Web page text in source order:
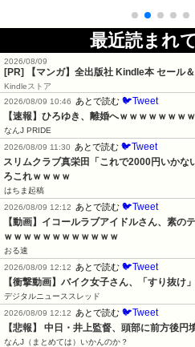
最近読まれ
2026/08/09
[PR] 【マンガ】全出版社 Kindle本 セール
Kindleストア
2026/08/09 10:46
あとで読む 🐦Tweet
【速報】ひろゆき、離婚へｗｗｗｗｗｗｗｗ
なんJ PRIDE
2026/08/09 11:30
あとで読む 🐦Tweet
スリムクラブ真栄田「これで2000円いか
ろこれｗｗｗｗ
はちま起稿
2026/08/09 12:12
あとで読む 🐦Tweet
【動画】イコールラブアイドルさん、素の
ｗｗｗｗｗｗｗｗｗｗｗｗ
おる速
2026/08/09 12:12
あとで読む 🐦Tweet
【衝撃動画】バイク女子さん、「すり抜
デジタルニューススレッド
2026/08/09 12:12
あとで読む 🐦Tweet
【悲報】 中日・井上監督、頭部に前方後円
なんJ（まとめては）いかんのか？